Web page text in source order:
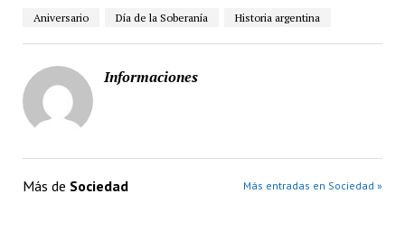
Aniversario Día de la Soberanía Historia argentina
Informaciones
Más de Sociedad Más entradas en Sociedad »